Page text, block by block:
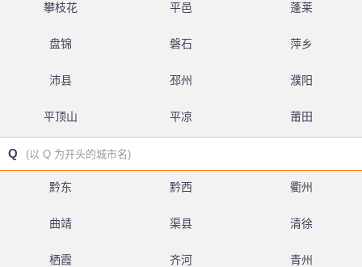
攀枝花 平邑 蓬莱
盘锦 磐石 萍乡
沛县 邳州 濮阳
平顶山 平凉 莆田
Q (以 Q 为开头的城市名)
黔东 黔西 衢州
曲靖 渠县 清徐
栖霞 齐河 青州